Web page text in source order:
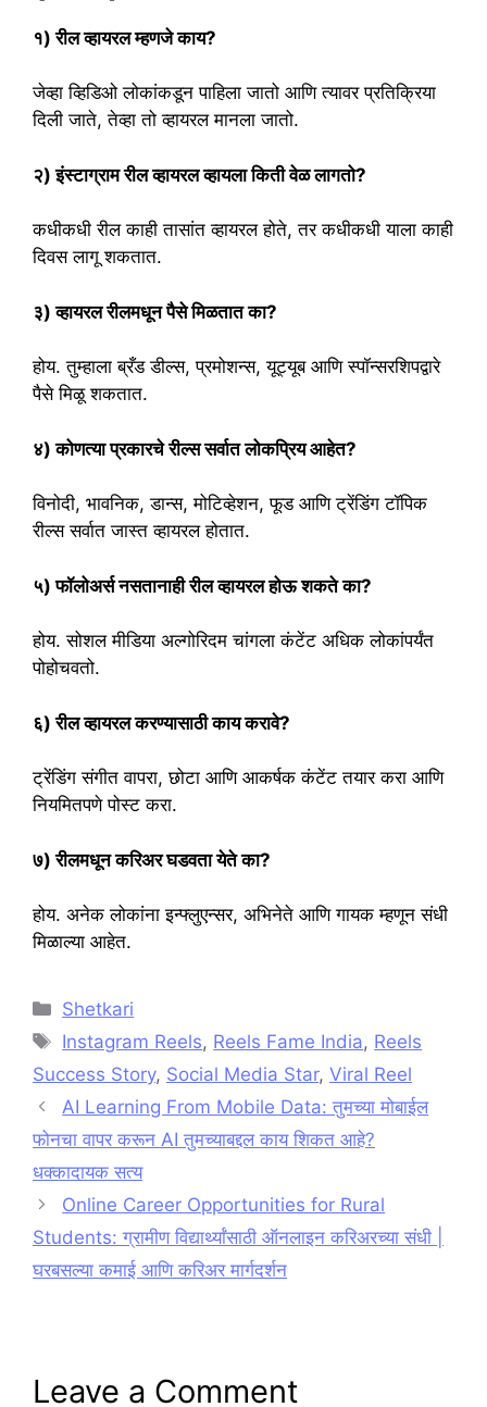
१) रील व्हायरल म्हणजे काय?
जेव्हा व्हिडिओ लोकांकडून पाहिला जातो आणि त्यावर प्रतिक्रिया
दिली जाते, तेव्हा तो व्हायरल मानला जातो.
२) इंस्टाग्राम रील व्हायरल व्हायला किती वेळ लागतो?
कधीकधी रील काही तासांत व्हायरल होते, तर कधीकधी याला काही
दिवस लागू शकतात.
३) व्हायरल रीलमधून पैसे मिळतात का?
होय. तुम्हाला ब्रँड डील्स, प्रमोशन्स, यूट्यूब आणि स्पॉन्सरशिपद्वारे
पैसे मिळू शकतात.
४) कोणत्या प्रकारचे रील्स सर्वात लोकप्रिय आहेत?
विनोदी, भावनिक, डान्स, मोटिव्हेशन, फूड आणि ट्रेंडिंग टॉपिक
रील्स सर्वात जास्त व्हायरल होतात.
५) फॉलोअर्स नसतानाही रील व्हायरल होऊ शकते का?
होय. सोशल मीडिया अल्गोरिदम चांगला कंटेंट अधिक लोकांपर्यंत
पोहोचवतो.
६) रील व्हायरल करण्यासाठी काय करावे?
ट्रेंडिंग संगीत वापरा, छोटा आणि आकर्षक कंटेंट तयार करा आणि
नियमितपणे पोस्ट करा.
७) रीलमधून करिअर घडवता येते का?
होय. अनेक लोकांना इन्फ्लुएन्सर, अभिनेते आणि गायक म्हणून संधी
मिळाल्या आहेत.
Categories
Shetkari
Tags
Instagram Reels, Reels Fame India, Reels
Success Story, Social Media Star, Viral Reel
AI Learning From Mobile Data: तुमच्या मोबाईल
फोनचा वापर करून AI तुमच्याबद्दल काय शिकत आहे?
धक्कादायक सत्य
Online Career Opportunities for Rural
Students: ग्रामीण विद्यार्थ्यांसाठी ऑनलाइन करिअरच्या संधी |
घरबसल्या कमाई आणि करिअर मार्गदर्शन
Leave a Comment